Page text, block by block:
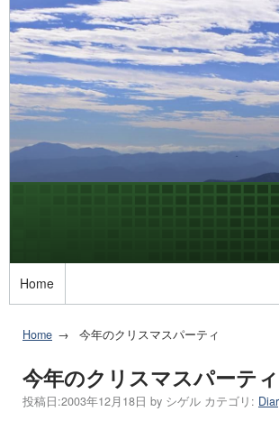
Home
Home 今年のクリスマスパーティ
今年のクリスマスパーティ
投稿日:2003年12月18日 by シゲル カテゴリ: